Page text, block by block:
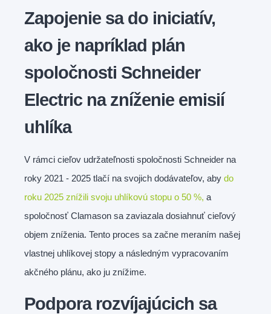
Zapojenie sa do iniciatív,
ako je napríklad plán
spoločnosti Schneider
Electric na zníženie emisií
uhlíka
V rámci cieľov udržateľnosti spoločnosti Schneider na
roky 2021 - 2025 tlačí na svojich dodávateľov, aby do
roku 2025 znížili svoju uhlíkovú stopu o 50 %, a
spoločnosť Clamason sa zaviazala dosiahnuť cieľový
objem zníženia. Tento proces sa začne meraním našej
vlastnej uhlíkovej stopy a následným vypracovaním
akčného plánu, ako ju znížime.
Podpora rozvíjajúcich sa